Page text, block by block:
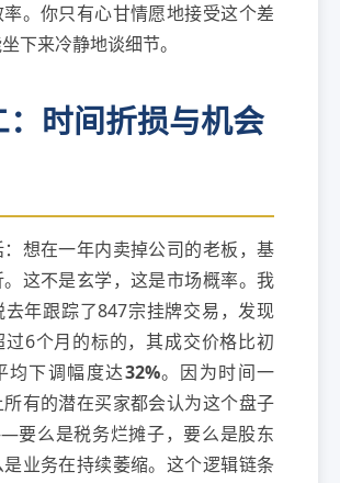
。你只有心甘情愿地接受这个差
下来冷静地谈细节。
：时间折损与机会
想在一年内卖掉公司的老板，基
这不是玄学，这是市场概率。我
去年跟踪了847宗挂牌交易，发现
过6个月的标的，其成交价格比初
均下调幅度达32%。因为时间一
有的潜在买家都会认为这个盘子
要么是税务烂摊子，要么是股东
业务在持续萎缩。这个逻辑链条